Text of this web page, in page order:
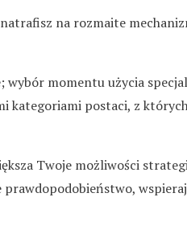
na rozmaite
momentu użycia
kategoriami postaci, z
Twoje możliwości